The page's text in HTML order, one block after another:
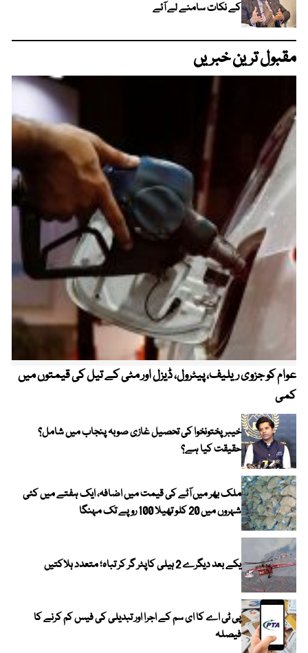
کے نکات سامنے لے آئے
مقبول ترین خبریں
عوام کو جزوی ریلیف، پیٹرول، ڈیزل اور مٹی کے تیل کی قیمتوں میں
کمی
خیبر پختونخوا کی تحصیل غازی صوبہ پنجاب میں شامل؟
حقیقت کیا ہے؟
ملک بھر میں آٹے کی قیمت میں اضافہ، ایک ہفتے میں کئی
شہروں میں 20 کلو تھیلا 100 روپے تک مہنگا
یکے بعد دیگرے 2 ہیلی کاپٹر گر کر تباہ؛ متعدد ہلاکتیں
پی ٹی اے کا ای سم کے اجرا اور تبدیلی کی فیس کم کرنے کا
فیصلہ